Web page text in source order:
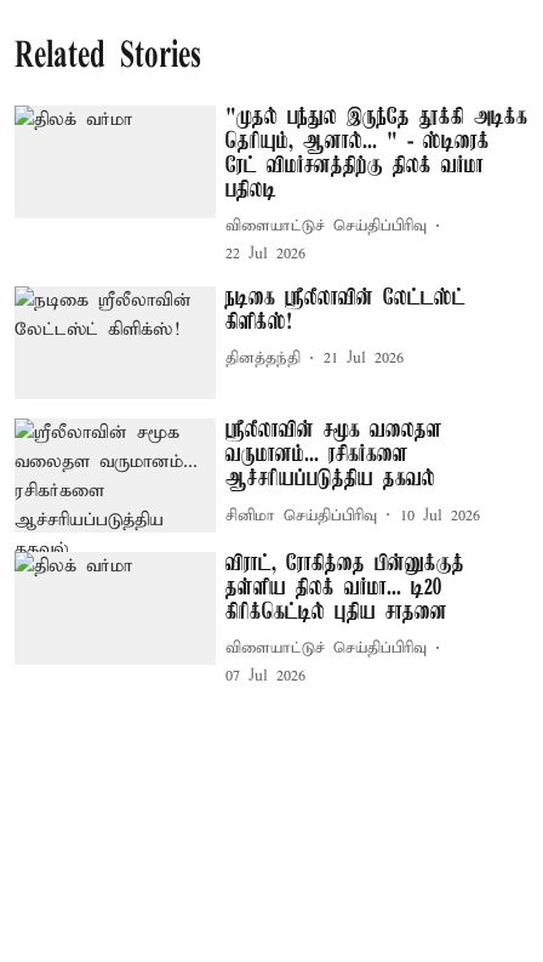
Related Stories
"முதல் பந்துல இருந்தே தூக்கி அடிக்க
தெரியும், ஆனால்... " - ஸ்டிரைக்
ரேட் விமர்சனத்திற்கு திலக் வர்மா
பதிலடி
விளையாட்டுச் செய்திப்பிரிவு
22 Jul 2026
நடிகை ஸ்ரீலீலாவின் லேட்டஸ்ட்
கிளிக்ஸ்!
தினத்தந்தி 21 Jul 2026
ஸ்ரீலீலாவின் சமூக வலைதள
வருமானம்... ரசிகர்களை
ஆச்சரியப்படுத்திய தகவல்
சினிமா செய்திப்பிரிவு 10 Jul 2026
விராட், ரோகித்தை பின்னுக்குத்
தள்ளிய திலக் வர்மா... டி20
கிரிக்கெட்டில் புதிய சாதனை
விளையாட்டுச் செய்திப்பிரிவு
07 Jul 2026